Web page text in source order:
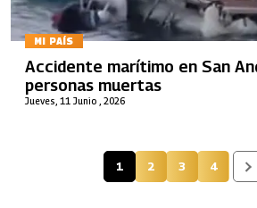
MI PAÍS
Jueves, 11 Junio , 2026
Accidente marítimo en San
personas muertas
Página actual
1 Página
2 Página
3 Página
4